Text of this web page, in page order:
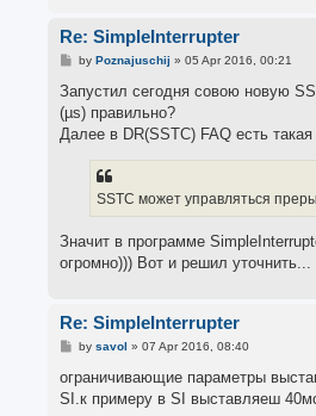
Re: SimpleInterrupter
P
s
by Poznajuschij » 05 Apr 2016, 00:21
Запустил сегодня совою новую
(µs) правильно?
Далее в DR(SSTC) FAQ есть
SSTC может управляться
Значит в программе
огромно))) Вот и решил уточнить...
Re: SimpleInterrupter
P
s
t
by savol » 07 Apr 2016, 08:40
ограничивающие параметры
SI.к примеру в SI выставляеш